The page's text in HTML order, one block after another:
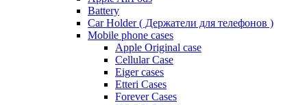
Battery
Car Holder ( Держатели для телефонов )
Mobile phone cases
Apple Original case
Cellular Case
Eiger cases
Etteri Cases
Forever Cases